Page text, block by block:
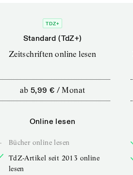
TDZ+
Standard (TdZ+)
Zeitschriften online lesen
ab 5,99 € /Monat
Online lesen
Bücher online lesen
TdZ-Artikel seit 2013 online
lesen